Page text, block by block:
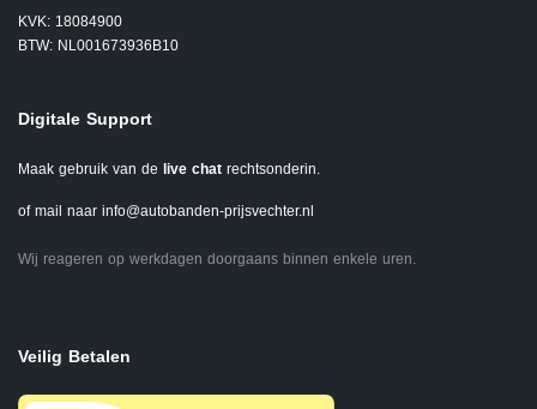
KVK: 18084900
BTW: NL001673936B10
Digitale Support
Maak gebruik van de live chat rechtsonderin.
of mail naar info@autobanden-prijsvechter.nl
Wij reageren op werkdagen doorgaans binnen enkele uren.
Veilig Betalen